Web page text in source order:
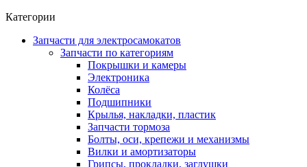
Категории
Запчасти для электросамокатов
Запчасти по категориям
Покрышки и камеры
Электроника
Колёса
Подшипники
Крылья, накладки, пластик
Запчасти тормоза
Болты, оси, крепежи и механизмы
Вилки и амортизаторы
Грипсы, прокладки, заглушки